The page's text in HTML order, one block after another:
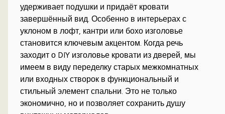
удерживает подушки и придаёт кровати
завершённый вид. Особенно в интерьерах с
уклоном в лофт, кантри или бохо изголовье
становится ключевым акцентом. Когда речь
заходит о DIY изголовье кровати из дверей, мы
имеем в виду переделку старых межкомнатных
или входных створок в функциональный и
стильный элемент спальни. Это не только
экономично, но и позволяет сохранить душу